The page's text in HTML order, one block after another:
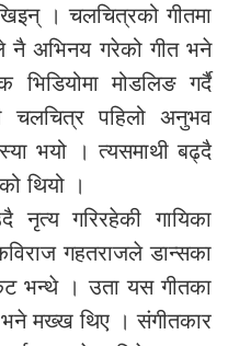
। चलचित्रको गीतमा
नै अभिनय गरेको गीत भने
मोडलिङ गर्दै
चलचित्र पहिलो अनुभव
भयो । त्यसमाथी बढ्दै
थियो ।
नृत्य गरिरहेकी गायिका
गहतराजले डान्सका
भन्थे । उता यस गीतका
मख्ख थिए । संगीतकार